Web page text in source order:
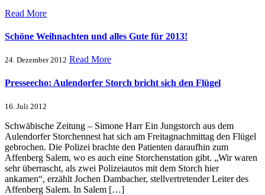
Read More
Schöne Weihnachten und alles Gute für 2013!
24. Dezember 2012 Read More
Presseecho: Aulendorfer Storch bricht sich den Flügel
16. Juli 2012
Schwäbische Zeitung – Simone Harr Ein Jungstorch aus dem
Aulendorfer Storchennest hat sich am Freitagnachmittag den Flügel
gebrochen. Die Polizei brachte den Patienten daraufhin zum
Affenberg Salem, wo es auch eine Storchenstation gibt. „Wir waren
sehr überrascht, als zwei Polizeiautos mit dem Storch hier
ankamen“, erzählt Jochen Dambacher, stellvertretender Leiter des
Affenberg Salem. In Salem […]